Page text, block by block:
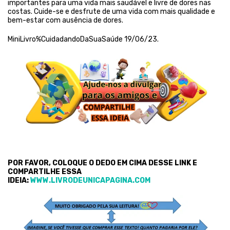
importantes para uma vida mais saudável e livre de dores nas
costas. Cuide-se e desfrute de uma vida com mais qualidade e
bem-estar com ausência de dores.
MiniLivro%CuidadandoDaSuaSaúde 19/06/23.
POR FAVOR, COLOQUE O DEDO EM CIMA DESSE LINK E
COMPARTILHE ESSA
IDEIA:WWW.LIVRODEUNICAPAGINA.COM